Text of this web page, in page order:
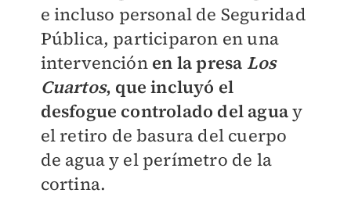
e incluso personal de Seguridad
Pública, participaron en una
intervenciónen la presa Los
Cuartos, que incluyó el
desfogue controlado del aguay
el retiro de basura del cuerpo
de agua y el perímetro de la
cortina.